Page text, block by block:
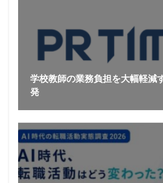
学校教師の業務負担を大幅軽減
発